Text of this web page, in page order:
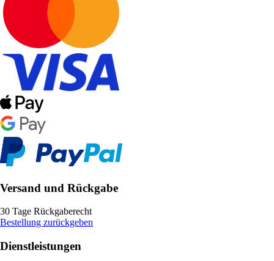
Versand und Rückgabe
30 Tage Rückgaberecht
Bestellung zurückgeben
Dienstleistungen